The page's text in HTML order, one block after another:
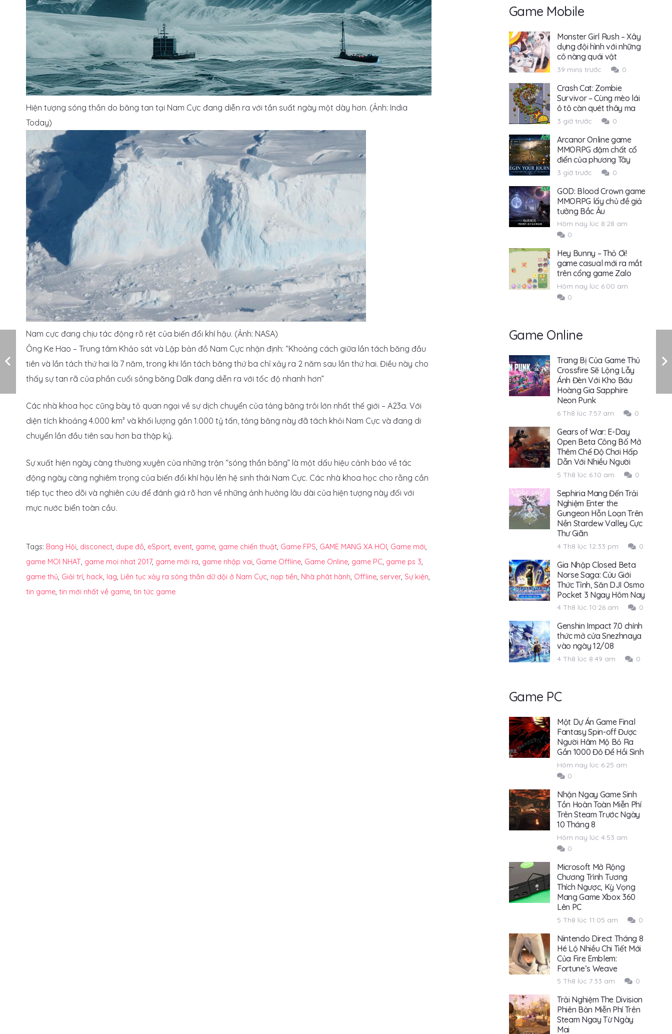
Hiện tượng sóng thần do băng tan tại Nam Cực đang diễn ra với tần suất ngày một dày hơn. (Ảnh: India
Today)
Nam cực đang chịu tác động rõ rệt của biến đổi khí hậu. (Ảnh: NASA)
Ông Ke Hao – Trung tâm Khảo sát và Lập bản đồ Nam Cực nhận định: “Khoảng cách giữa lần tách băng đầu
tiên và lần tách thứ hai là 7 năm, trong khi lần tách băng thứ ba chỉ xảy ra 2 năm sau lần thứ hai. Điều này cho
thấy sự tan rã của phần cuối sông băng Dalk đang diễn ra với tốc độ nhanh hơn”
Các nhà khoa học cũng bày tỏ quan ngại về sự dịch chuyển của tảng băng trôi lớn nhất thế giới – A23a. Với
diện tích khoảng 4.000 km² và khối lượng gần 1.000 tỷ tấn, tảng băng này đã tách khỏi Nam Cực và đang di
chuyển lần đầu tiên sau hơn ba thập kỷ.
Sự xuất hiện ngày càng thường xuyên của những trận “sóng thần băng” là một dấu hiệu cảnh báo về tác
động ngày càng nghiêm trọng của biến đổi khí hậu lên hệ sinh thái Nam Cực. Các nhà khoa học cho rằng cần
tiếp tục theo dõi và nghiên cứu để đánh giá rõ hơn về những ảnh hưởng lâu dài của hiện tượng này đối với
mực nước biển toàn cầu.
Tags: Bang Hội, disconect, dupe đồ, eSport, event, game, game chiến thuật, Game FPS, GAME MANG XA HOI, Game mới,
game MOI NHAT, game moi nhat 2017, game mới ra, game nhập vai, Game Offline, Game Online, game PC, game ps 3,
game thủ, Giải trí, hack, lag, Liên tục xảy ra sóng thần dữ dội ở Nam Cực, nạp tiền, Nhà phát hành, Offline, server, Sự kiện,
tin game, tin mới nhất về game, tin tức game
Game Mobile
Monster Girl Rush – Xây
dựng đội hình với những
cô nàng quái vật
39 mins trước 0
Crash Cat: Zombie
Survivor – Cùng mèo lái
ô tô càn quét thây ma
3 giờ trước 0
Arcanor Online game
MMORPG đậm chất cổ
điển của phương Tây
3 giờ trước 0
GOD: Blood Crown game
MMORPG lấy chủ đề giả
tưởng Bắc Âu
Hôm nay lúc 8:28 am
0
Hey Bunny – Thỏ Ơi!
game casual mới ra mắt
trên cổng game Zalo
Hôm nay lúc 6:00 am
0
Game Online
Trang Bị Của Game Thủ
Crossfire Sẽ Lộng Lẫy
Ánh Đèn Với Kho Báu
Hoàng Gia Sapphire
Neon Punk
6 Th8 lúc 7:57 am 0
Gears of War: E-Day
Open Beta Công Bố Mở
Thêm Chế Độ Chơi Hấp
Dẫn Với Nhiều Người
5 Th8 lúc 6:10 am 0
Sephiria Mang Đến Trải
Nghiệm Enter the
Gungeon Hỗn Loạn Trên
Nền Stardew Valley Cực
Thư Giãn
4 Th8 lúc 12:33 pm 0
Gia Nhập Closed Beta
Norse Saga: Cửu Giới
Thức Tỉnh, Săn DJI Osmo
Pocket 3 Ngay Hôm Nay
4 Th8 lúc 10:26 am 0
Genshin Impact 7.0 chính
thức mở cửa Snezhnaya
vào ngày 12/08
4 Th8 lúc 8:49 am 0
Game PC
Một Dự Án Game Final
Fantasy Spin-off Được
Người Hâm Mộ Bỏ Ra
Gần 1000 Đô Để Hồi Sinh
Hôm nay lúc 6:25 am
0
Nhận Ngay Game Sinh
Tồn Hoàn Toàn Miễn Phí
Trên Steam Trước Ngày
10 Tháng 8
Hôm nay lúc 4:53 am
0
Microsoft Mở Rộng
Chương Trình Tương
Thích Ngược, Kỳ Vọng
Mang Game Xbox 360
Lên PC
5 Th8 lúc 11:05 am 0
Nintendo Direct Tháng 8
Hé Lộ Nhiều Chi Tiết Mới
Của Fire Emblem:
Fortune’s Weave
5 Th8 lúc 7:33 am 0
Trải Nghiệm The Division
Phiên Bản Miễn Phí Trên
Steam Ngay Từ Ngày
Mai